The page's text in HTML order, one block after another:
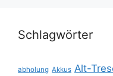
Schlagwörter
abholung Akkus Alt-